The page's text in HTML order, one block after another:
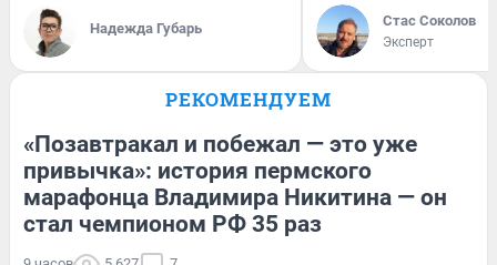
Надежда Губарь Стас Соколов
Эксперт
РЕКОМЕНДУЕМ
«Позавтракал и побежал — это уже
привычка»: история пермского
марафонца Владимира Никитина — он
стал чемпионом РФ 35 раз